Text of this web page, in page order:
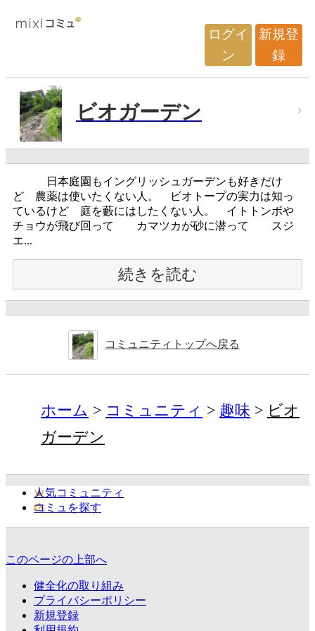
ログイ
ン
新規登
録
ビオガーデン
日本庭園もイングリッシュガーデンも好きだけ
ど 農薬は使いたくない人。 ビオトープの実力は知っ
ているけど 庭を藪にはしたくない人。 イトトンボや
チョウが飛び回って カマツカが砂に潜って スジ
エ...
続きを読む
コミュニティトップへ戻る
ホーム コミュニティ 趣味
ビオ
ガーデン
人気コミュニティ
コミュを探す
このページの上部へ
健全化の取り組み
プライバシーポリシー
新規登録